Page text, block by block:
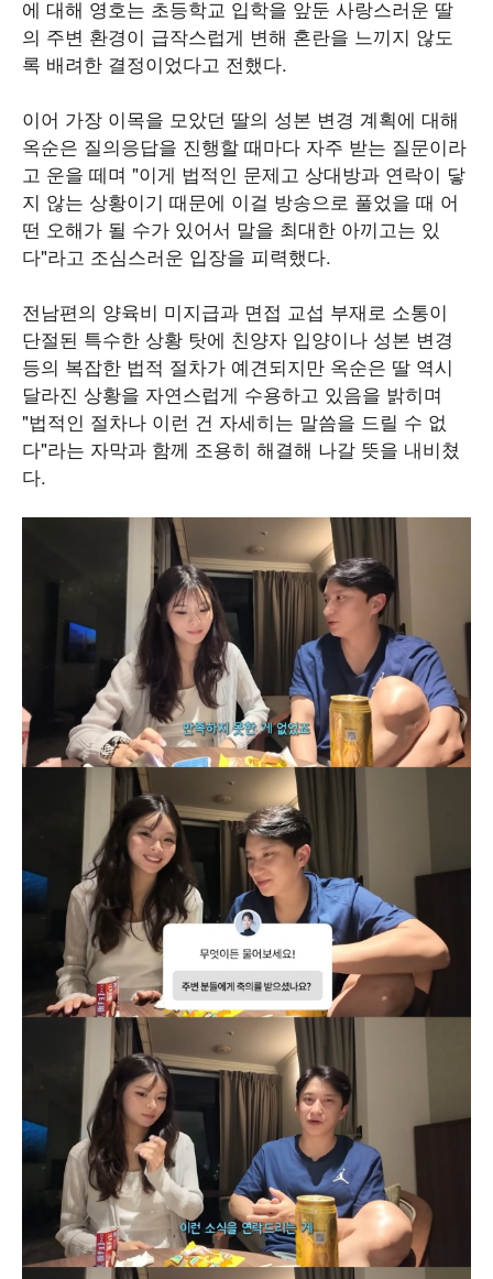
에 대해 영호는 초등학교 입학을 앞둔 사랑스러운 딸
의 주변 환경이 급작스럽게 변해 혼란을 느끼지 않도
록 배려한 결정이었다고 전했다.
이어 가장 이목을 모았던 딸의 성본 변경 계획에 대해
옥순은 질의응답을 진행할 때마다 자주 받는 질문이라
고 운을 떼며 "이게 법적인 문제고 상대방과 연락이 닿
지 않는 상황이기 때문에 이걸 방송으로 풀었을 때 어
떤 오해가 될 수가 있어서 말을 최대한 아끼고는 있
다"라고 조심스러운 입장을 피력했다.
전남편의 양육비 미지급과 면접 교섭 부재로 소통이
단절된 특수한 상황 탓에 친양자 입양이나 성본 변경
등의 복잡한 법적 절차가 예견되지만 옥순은 딸 역시
달라진 상황을 자연스럽게 수용하고 있음을 밝히며
"법적인 절차나 이런 건 자세히는 말씀을 드릴 수 없
다"라는 자막과 함께 조용히 해결해 나갈 뜻을 내비쳤
다.